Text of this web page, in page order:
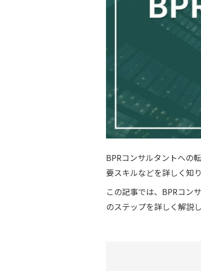
BPRコンサルタントへの
要スキルなどを詳しく知
この記事では、BPRコン
のステップを詳しく解説し